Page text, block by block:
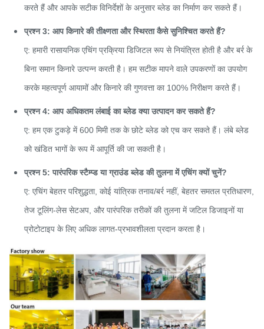
करते हैं और आपके सटीक विनिर्देशों के अनुसार ब्लेड का निर्माण कर सकते हैं।
प्रश्न 3: आप किनारे की तीक्ष्णता और स्थिरता कैसे सुनिश्चित करते हैं?
ए: हमारी रासायनिक एचिंग प्रक्रिया डिजिटल रूप से नियंत्रित होती है और बर्र के
बिना समान किनारे उत्पन्न करती है। हम सटीक मापने वाले उपकरणों का उपयोग
करके महत्वपूर्ण आयामों और किनारे की गुणवत्ता का 100% निरीक्षण करते हैं।
प्रश्न 4: आप अधिकतम लंबाई का ब्लेड क्या उत्पादन कर सकते हैं?
ए: हम एक टुकड़े में 600 मिमी तक के छोटे ब्लेड को एच कर सकते हैं। लंबे ब्लेड
को खंडित भागों के रूप में आपूर्ति की जा सकती है।
प्रश्न 5: पारंपरिक स्टैम्प्ड या ग्राउंड ब्लेड की तुलना में एचिंग क्यों चुनें?
ए: एचिंग बेहतर परिशुद्धता, कोई यांत्रिक तनाव/बर्र नहीं, बेहतर समतल प्रतिधारण,
तेज टूलिंग-लेस सेटअप, और पारंपरिक तरीकों की तुलना में जटिल डिजाइनों या
प्रोटोटाइप के लिए अधिक लागत-प्रभावशीलता प्रदान करता है।